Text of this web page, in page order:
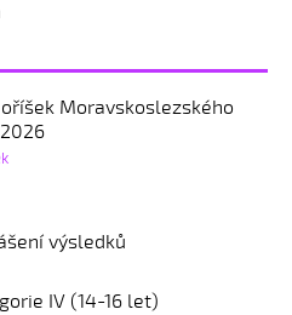
Moravskoslezského
výsledků
IV (14-16 let)